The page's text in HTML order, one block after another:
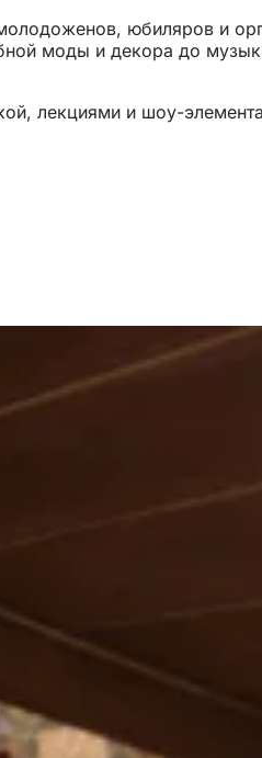
юбиляров и
моды и декора до
лекциями и шоу-